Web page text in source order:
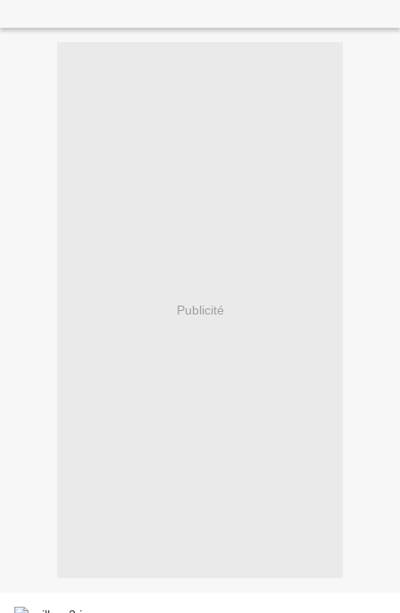
Publicité